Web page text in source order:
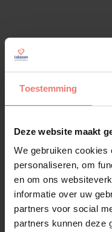
Toestemming
Deze website maakt
We gebruiken cookies
personaliseren, om
en om ons
informatie over uw
partners voor social
partners kunnen deze
Alle artiesten